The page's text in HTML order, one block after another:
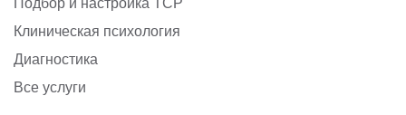
Клиническая психология
Диагностика
Все услуги